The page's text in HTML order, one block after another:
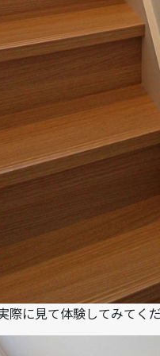
際に見て体験してみてく